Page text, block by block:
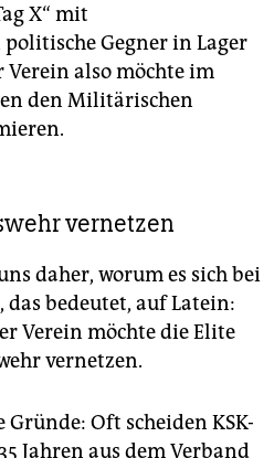
X“ mit
Gegner in Lager
also möchte im
den Militärischen
vernetzen
daher, worum es sich bei
bedeutet, auf Latein:
Verein möchte die Elite
vernetzen.
Oft scheiden KSK-
Jahren aus dem Verband